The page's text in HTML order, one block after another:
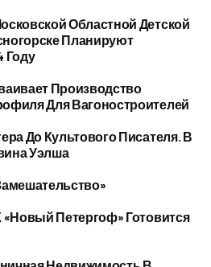
Областной Детской
Планируют
Году
Производство
Для Вагоностроителей
До Культового Писателя. В
Уэлша
Петергоф» Готовится